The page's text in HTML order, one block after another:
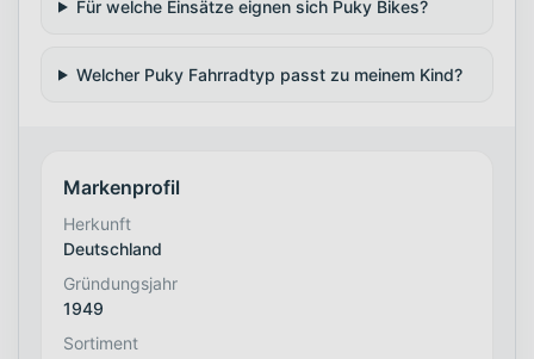
Für welche Einsätze eignen sich Puky Bikes?
Welcher Puky Fahrradtyp passt zu meinem Kind?
Markenprofil
Herkunft
Deutschland
Gründungsjahr
1949
Sortiment